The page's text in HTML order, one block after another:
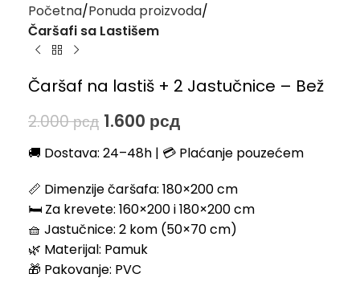
Početna Ponuda proizvoda
Čaršafi sa Lastišem
Čaršaf na lastiš + 2 Jastučnice – Bež
2.000рсд 1.600 рсд
🚚 Dostava: 24–48h | 💳 Plaćanje pouzećem
📏 Dimenzije čaršafa: 180×200 cm
🛏️ Za krevete: 160×200 i 180×200 cm
🧺 Jastučnice: 2 kom (50×70 cm)
🌿 Materijal: Pamuk
🎁 Pakovanje: PVC